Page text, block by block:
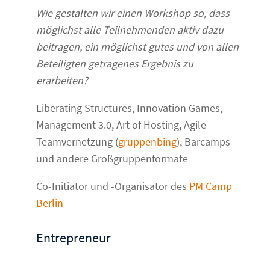
Wie gestalten wir einen Workshop so, dass
möglichst alle Teilnehmenden aktiv dazu
beitragen, ein möglichst gutes und von allen
Beteiligten getragenes Ergebnis zu
erarbeiten?
Liberating Structures, Innovation Games,
Management 3.0, Art of Hosting, Agile
Teamvernetzung (gruppenbing), Barcamps
und andere Großgruppenformate
Co-Initiator und -Organisator des PM Camp
Berlin
Entrepreneur